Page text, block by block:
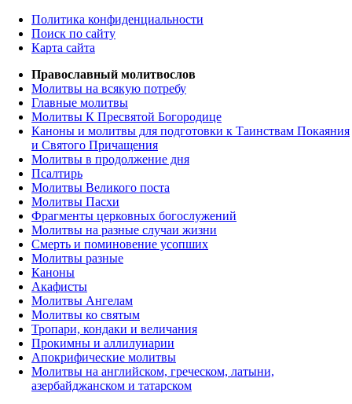
Политика конфиденциальности
Поиск по сайту
Карта сайта
Православный молитвослов
Молитвы на всякую потребу
Главные молитвы
Молитвы К Пресвятой Богородице
Каноны и молитвы для подготовки к Таинствам Покаяния
и Святого Причащения
Молитвы в продолжение дня
Псалтирь
Молитвы Великого поста
Молитвы Пасхи
Фрагменты церковных богослужений
Молитвы на разные случаи жизни
Смерть и поминовение усопших
Молитвы разные
Каноны
Акафисты
Молитвы Ангелам
Молитвы ко святым
Тропари, кондаки и величания
Прокимны и аллилуиарии
Апокрифические молитвы
Молитвы на английском, греческом, латыни,
азербайджанском и татарском